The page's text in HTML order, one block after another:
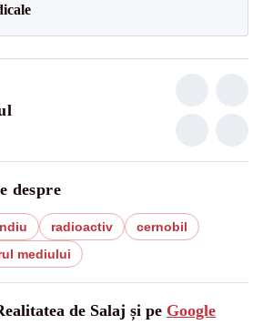
despre
radioactiv
cernobil
mediului
de Salaj și pe Google